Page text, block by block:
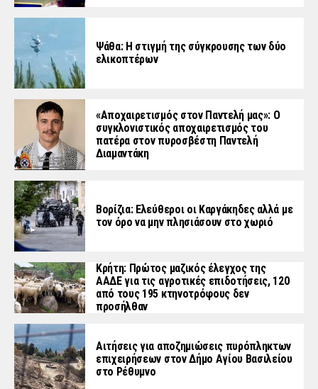
Ψάθα: Η στιγμή της σύγκρουσης των δύο
ελικοπτέρων
«Aποχαιρετισμός στον Παντελή μας»: Ο
συγκλονιστικός αποχαιρετισμός του
πατέρα στον πυροσβέστη Παντελή
Διαμαντάκη
Βορίζια: Ελεύθεροι οι Καργάκηδες αλλά με
τον όρο να μην πλησιάσουν στο χωριό
Κρήτη: Πρώτος μαζικός έλεγχος της
ΑΑΔΕ για τις αγροτικές επιδοτήσεις, 120
από τους 195 κτηνοτρόφους δεν
προσήλθαν
Αιτήσεις για αποζημιώσεις πυρόπληκτων
επιχειρήσεων στον Δήμο Αγίου Βασιλείου
στο Ρέθυμνο